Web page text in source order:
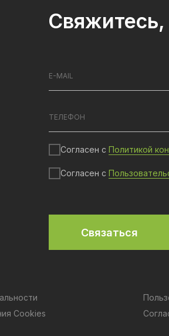
Cookies
Согласен с Политикой
Согласен с
Связаться
Свяжитесь,